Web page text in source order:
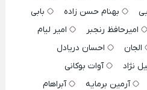
بهنام حسن زاده
بابی
امیرحافظ رنجبر
امیر لیام
الجان
احسان دریادل
نژاد
آوات بوکانی
آرمین برمایه
آبراهام